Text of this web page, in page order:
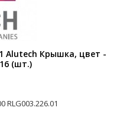
Alutech Крышка, цвет -
(шт.)
RLG003.226.01